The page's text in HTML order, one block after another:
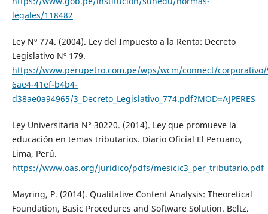
legales/118482
Ley Nº 774. (2004). Ley del Impuesto a la Renta: Decreto
Legislativo Nº 179.
https://www.perupetro.com.pe/wps/wcm/connect/corporativo/
6ae4-41ef-b4b4-
d38ae0a94965/3_Decreto_Legislativo_774.pdf?MOD=AJPERES
Ley Universitaria N° 30220. (2014). Ley que promueve la
educación en temas tributarios. Diario Oficial El Peruano,
Lima, Perú.
https://www.oas.org/juridico/pdfs/mesicic3_per_tributario.pdf
Mayring, P. (2014). Qualitative Content Analysis: Theoretical
Foundation, Basic Procedures and Software Solution. Beltz.